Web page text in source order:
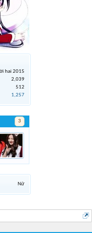
hai 2015
2,039
512
1,257
3
Nữ